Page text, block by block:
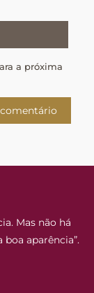
a próxima
Mas não há
aparência”.